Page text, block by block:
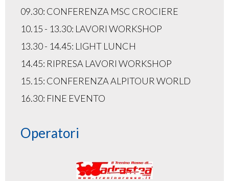
09.30: CONFERENZA MSC CROCIERE
10.15 - 13.30: LAVORI WORKSHOP
13.30 - 14.45: LIGHT LUNCH
14.45: RIPRESA LAVORI WORKSHOP
15.15: CONFERENZA ALPITOUR WORLD
16.30: FINE EVENTO
Operatori